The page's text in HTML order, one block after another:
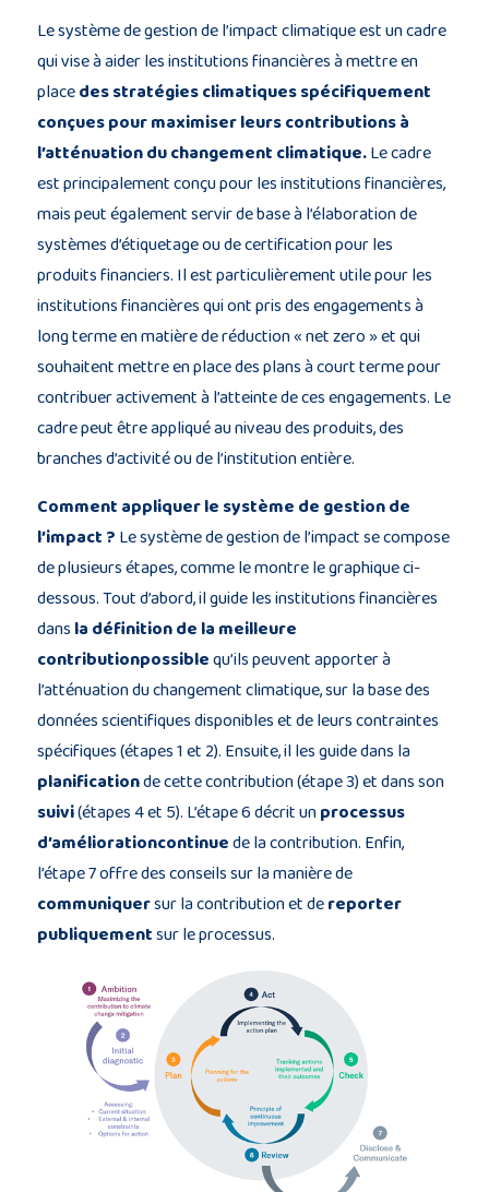
Le système de gestion de l’impact climatique est un cadre
qui vise à aider les institutions financières à mettre en
placedes stratégies climatiques spécifiquement
conçues pour maximiser leurs contributions à
l’atténuation du changement climatique.Le cadre
est principalement conçu pour les institutions financières,
mais peut également servir de base à l’élaboration de
systèmes d’étiquetage ou de certification pour les
produits financiers. Il est particulièrement utile pour les
institutions financières qui ont pris des engagements à
long terme en matière de réduction « net zero » et qui
souhaitent mettre en place des plans à court terme pour
contribuer activement à l’atteinte de ces engagements. Le
cadre peut être appliqué au niveau des produits, des
branches d’activité ou de l’institution entière.
Comment appliquer le système de gestion de
l’impact ? Le système de gestion de l’impact se compose
de plusieurs étapes, comme le montre le graphique ci-
dessous. Tout d’abord, il guide les institutions financières
dans la définition de la meilleure
contributionpossiblequ’ils peuvent apporter à
l’atténuation du changement climatique, sur la base des
données scientifiques disponibles et de leurs contraintes
spécifiques (étapes 1 et 2). Ensuite, il les guide dans la
planificationde cette contribution (étape 3) et dans son
suivi(étapes 4 et 5). L’étape 6 décrit unprocessus
d’améliorationcontinuede la contribution. Enfin,
l’étape 7 offre des conseils sur la manière de
communiquersur la contribution et dereporter
publiquementsur le processus.